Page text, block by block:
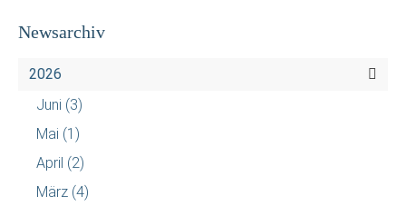
Newsarchiv
2026
Juni (3)
Mai (1)
April (2)
März (4)